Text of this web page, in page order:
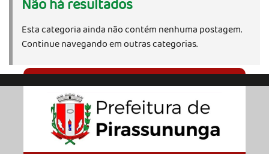
Não há resultados
Esta categoria ainda não contém nenhuma postagem.
Continue navegando em outras categorias.